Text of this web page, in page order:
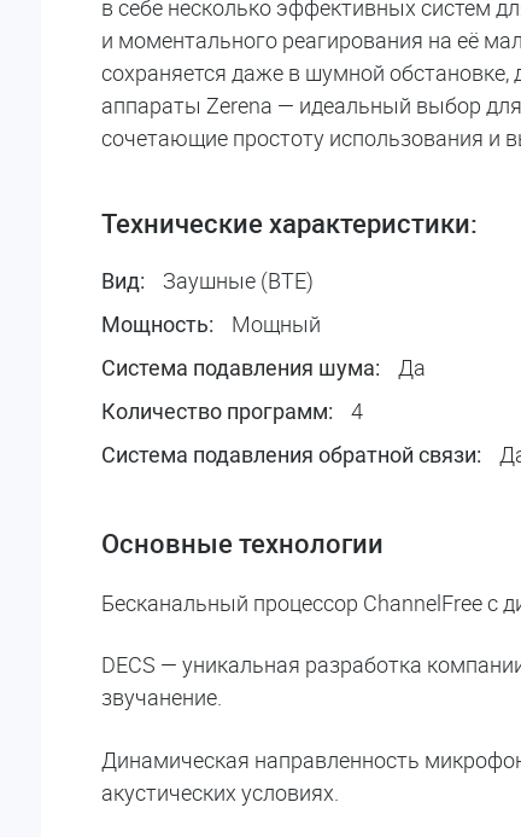
в себе несколько эффективных систем
и моментального реагирования на её
сохраняется даже в шумной
аппараты Zerena — идеальный выбор
сочетающие простоту использования и
Технические характеристики:
Вид: Заушные (BTE)
Мощность: Мощный
Система подавления шума: Да
Количество программ: 4
Система подавления обратной связи:
Основные технологии
Бесканальный процессор ChannelFree с
DECS — уникальная разработка
звучанение.
Динамическая направленность
акустических условиях.